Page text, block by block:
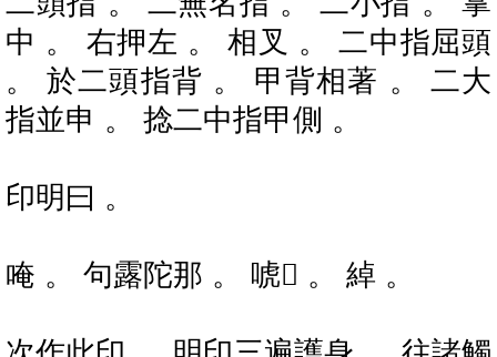
中 。 右押左 。 相叉 。 二中指屈頭
。 於二頭指背 。 甲背相著 。 二大
指並申 。 捻二中指甲側 。
印明曰 。
唵 。 句露陀那 。 唬𤙖 。 綽 。